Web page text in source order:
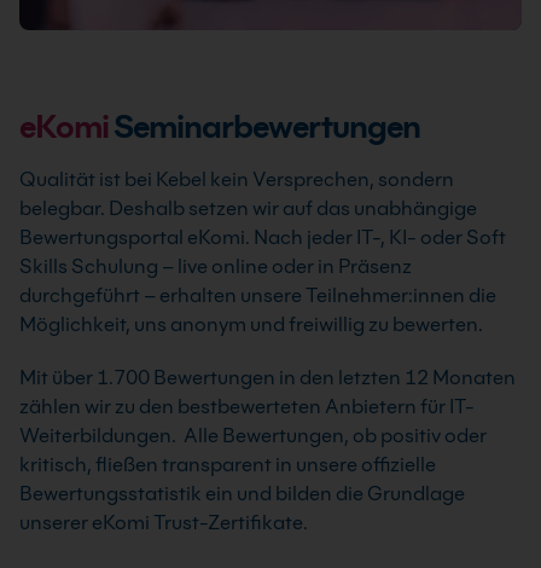
eKomiSeminarbewertungen
Qualität ist bei Kebel kein Versprechen, sondern
belegbar. Deshalb setzen wir auf das unabhängige
Bewertungsportal eKomi. Nach jeder IT-, KI- oder Soft
Skills Schulung – live online oder in Präsenz
durchgeführt – erhalten unsere Teilnehmer:innen die
Möglichkeit, uns anonym und freiwillig zu bewerten.
Mit über 1.700 Bewertungen in den letzten 12 Monaten
zählen wir zu den bestbewerteten Anbietern für IT-
Weiterbildungen. Alle Bewertungen, ob positiv oder
kritisch, fließen transparent in unsere offizielle
Bewertungsstatistik ein und bilden die Grundlage
unserer eKomi Trust-Zertifikate.